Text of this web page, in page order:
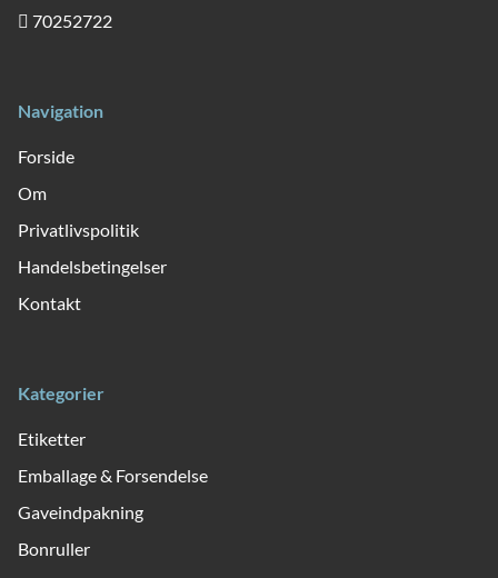
70252722
Navigation
Forside
Om
Privatlivspolitik
Handelsbetingelser
Kontakt
Kategorier
Etiketter
Emballage & Forsendelse
Gaveindpakning
Bonruller